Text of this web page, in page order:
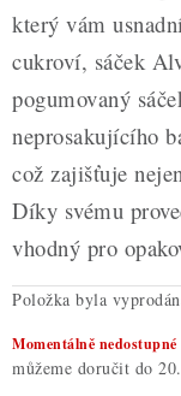
který vám
cukroví, sáček
pogumovaný
neprosakujícího
což zajišťuje
Díky svému
vhodný pro
Položka byla
Momentálně nedostupné